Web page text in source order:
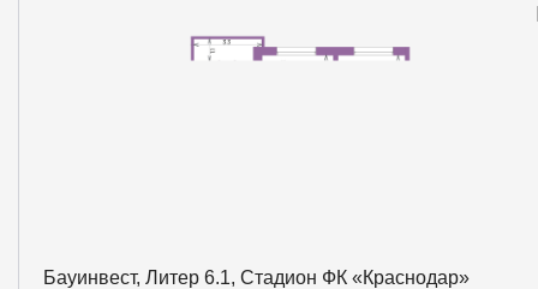
Бауинвест, Литер 6.1, Стадион ФК «Краснодар»